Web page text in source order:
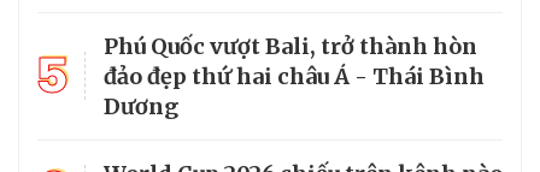
5
Phú Quốc vượt Bali, trở thành hòn
đảo đẹp thứ hai châu Á - Thái Bình
Dương